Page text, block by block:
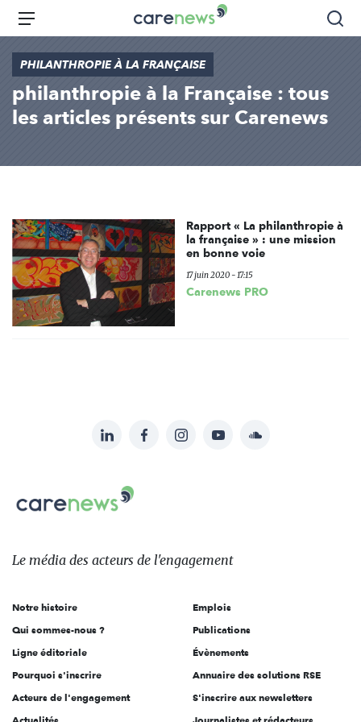
Aller
principal
Carenews,
Le
média
des
acteurs
de
l'engagement
Menu
PHILANTHROPIE À LA FRANÇAISE
philanthropie à la Française : tous
les articles présents sur Carenews
Rapport « La philanthropie à
la française » : une mission
en bonne voie
17 juin 2020 - 17:15
Carenews PRO
sur:
LinkedInFacebookInstagramYouTubeSoundcloud
Carenews,
Le
des
l'engagement
Le média des acteurs de l'engagement
Notre histoire
Qui sommes-nous ?
Ligne éditoriale
Pourquoi s'inscrire
Acteurs de l'engagement
Emplois
Publications
Évènements
Annuaire des solutions RSE
S'inscrire aux newsletters